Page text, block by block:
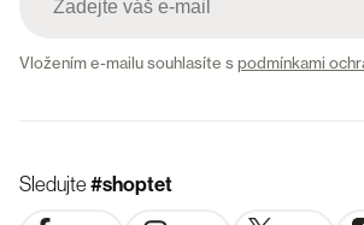
Vložením e-mailu souhlasíte spodmínkami
Sledujte#shoptet